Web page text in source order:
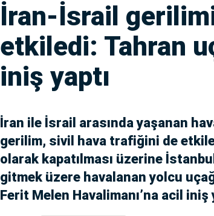
İran-İsrail gerilimi
etkiledi: Tahran
iniş yaptı
İran ile İsrail arasında yaşanan
gerilim, sivil hava trafiğini de
olarak kapatılması üzerine
gitmek üzere havalanan yolcu
Ferit Melen Havalimanı’na acil iniş